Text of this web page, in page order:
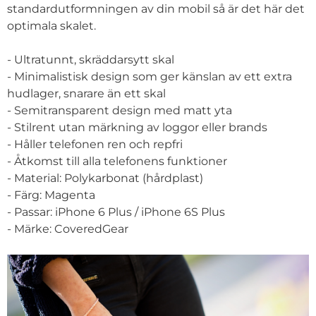
standardutformningen av din mobil så är det här det
optimala skalet.
- Ultratunnt, skräddarsytt skal
- Minimalistisk design som ger känslan av ett extra
hudlager, snarare än ett skal
- Semitransparent design med matt yta
- Stilrent utan märkning av loggor eller brands
- Håller telefonen ren och repfri
- Åtkomst till alla telefonens funktioner
- Material: Polykarbonat (hårdplast)
- Färg: Magenta
- Passar: iPhone 6 Plus / iPhone 6S Plus
- Märke: CoveredGear